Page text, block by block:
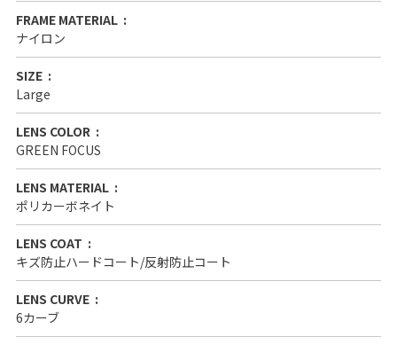
FRAME MATERIAL
ナイロン
SIZE
Large
LENS COLOR
GREEN FOCUS
LENS MATERIAL
ポリカーボネイト
LENS COAT
キズ防止ハードコート/反射防止コート
LENS CURVE
6カーブ